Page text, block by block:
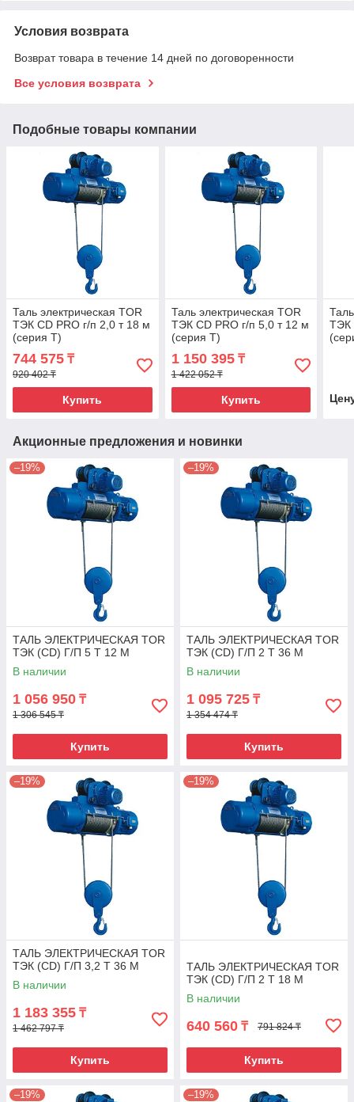
Условия возврата
Возврат товара в течение 14 дней по договоренности
Все условия возврата
Подобные товары компании
Таль электрическая TOR
ТЭК CD PRO г/п 2,0 т 18 м
(серия T)
744 575 ₸
920 402 ₸
Купить
Таль электрическая TOR
ТЭК CD PRO г/п 5,0 т 12 м
(серия T)
1 150 395₸
1 422 052 ₸
Купить
ТЭК
Акционные предложения и новинки
–19%
ТАЛЬ ЭЛЕКТРИЧЕСКАЯ TOR
ТЭК (CD) Г/П 5 Т 12 М
В наличии
1 056 950 ₸
1 306 545 ₸
Купить
–19%
ТАЛЬ ЭЛЕКТРИЧЕСКАЯ TOR
ТЭК (CD) Г/П 2 Т 36 М
В наличии
1 095 725 ₸
1 354 474 ₸
Купить
–19%
ТАЛЬ ЭЛЕКТРИЧЕСКАЯ TOR
ТЭК (CD) Г/П 3,2 Т 36 М
В наличии
1 183 355 ₸
1 462 797 ₸
Купить
–19%
ТАЛЬ ЭЛЕКТРИЧЕСКАЯ TOR
ТЭК (CD) Г/П 2 Т 18 М
В наличии
640 560 ₸ 791 824 ₸
Купить
–19% –19%